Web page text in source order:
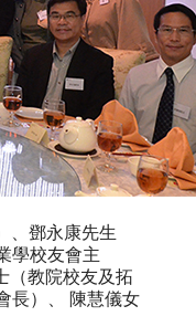
、鄧永康先生
學校友會主
（教院校友及拓
長）、 陳慧儀女